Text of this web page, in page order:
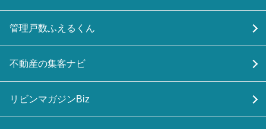
管理戸数ふえるくん
不動産の集客ナビ
リビンマガジンBiz